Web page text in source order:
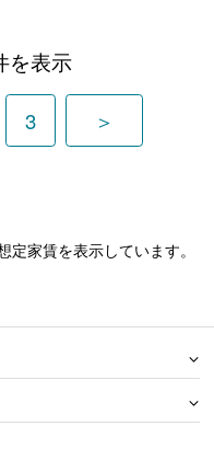
を表示
3 ＞
家賃を表示しています。